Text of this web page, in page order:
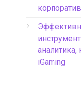
аналитика,
iGaming